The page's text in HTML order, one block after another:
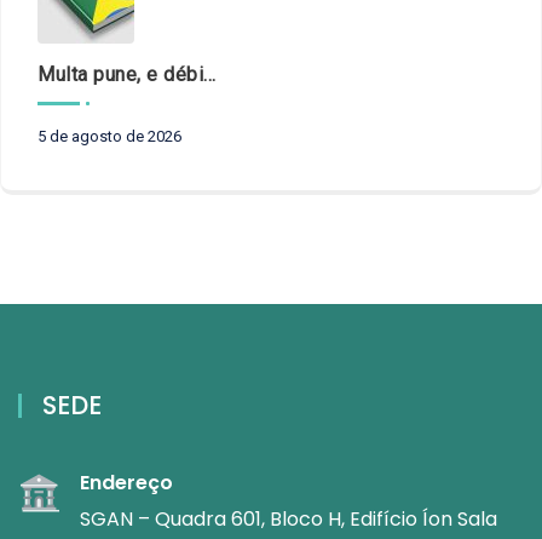
Multa pune, e débito recompõe. § 3º do art. 71 da Constituição: um problema de legística formal
5 de agosto de 2026
SEDE
Endereço
SGAN – Quadra 601, Bloco H, Edifício Íon Sala